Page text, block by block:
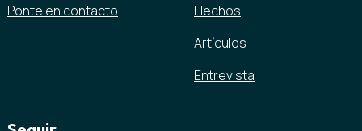
Ponte en contacto
Hechos
Artículos
Entrevista